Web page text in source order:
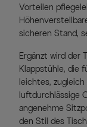
Vorteilen
sicheren Stand,
Ergänzt wird der
Klappstühle, die
leichtes,
luftdurchlässige
angenehme
den Stil des